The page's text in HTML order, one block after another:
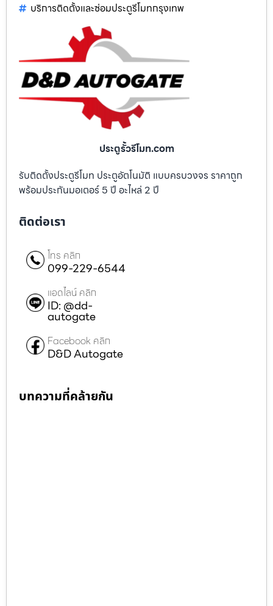
บริการติดตั้งและซ่อมประตูรีโมทกรุงเทพ
ประตูรั้วรีโมท.com
รับติดตั้งประตูรีโมท ประตูอัตโนมัติ แบบครบวงจร ราคาถูก
พร้อมประกันมอเตอร์ 5 ปี อะไหล่ 2 ปี
ติดต่อเรา
โทร คลิก
099-229-6544
แอดไลน์ คลิก
ID: @dd-
autogate
Facebook คลิก
D&D Autogate
บทความที่คล้ายกัน